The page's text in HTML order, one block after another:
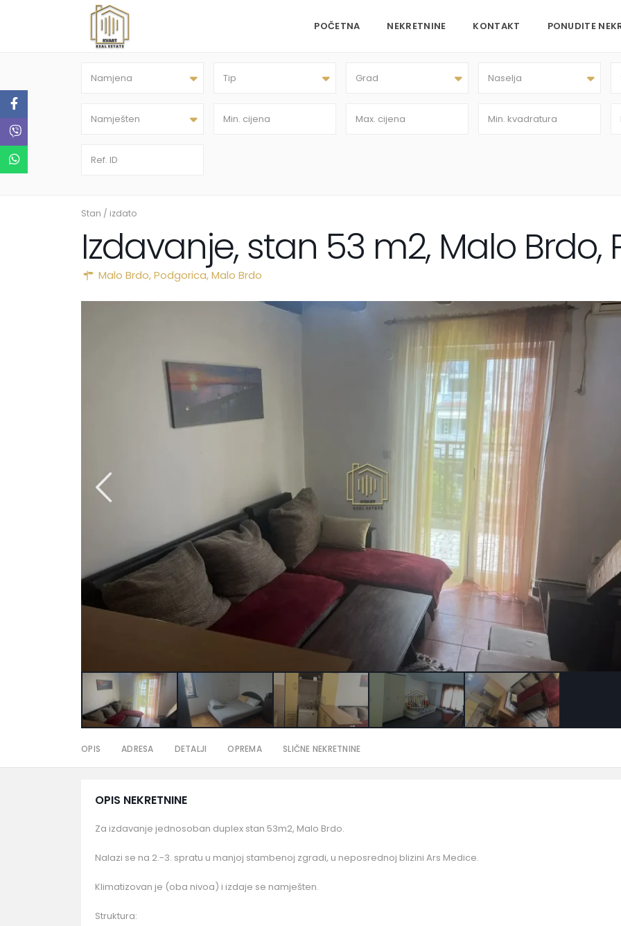
POČETNA NEKRETNINE KONTAKT PONUDITE
Namjena Tip Grad Naselja
Namješten
Stan / izdato
Izdavanje, stan 53 m2, Malo Brdo,
Malo Brdo,Podgorica,Malo Brdo
OPIS ADRESA DETALJI OPREMA SLIČNE NEKRETNINE
OPIS NEKRETNINE
Za izdavanje jednosoban duplex stan 53m2, Malo Brdo.
Nalazi se na 2.-3. spratu u manjoj stambenoj zgradi, u neposrednoj blizini Ars Medice.
Klimatizovan je (oba nivoa) i izdaje se namješten.
Struktura: